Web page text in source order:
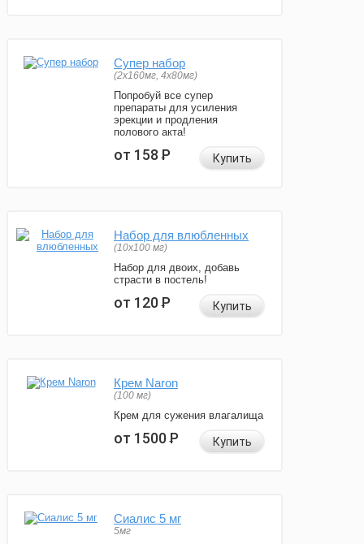
Супер набор
(2х160мг, 4х80мг)
Попробуй все супер
препараты для усиления
эрекции и продления
полового акта!
от 158Р Купить
Набор для влюбленных
(10х100 мг)
Набор для двоих, добавь
страсти в постель!
от 120Р Купить
Крем Naron
(100 мг)
Крем для сужения влагалища
от 1500Р Купить
Сиалис 5 мг
5мг